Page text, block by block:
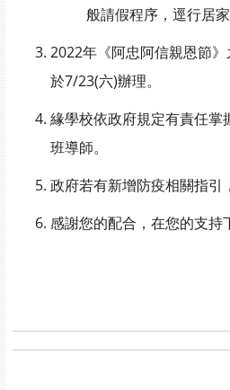
般請假程序，逕行居
2022年《阿忠阿信親恩節
於7/23(六)辦理。
緣學校依政府規定有責任掌
班導師。
政府若有新增防疫相關指引
感謝您的配合，在您的支持